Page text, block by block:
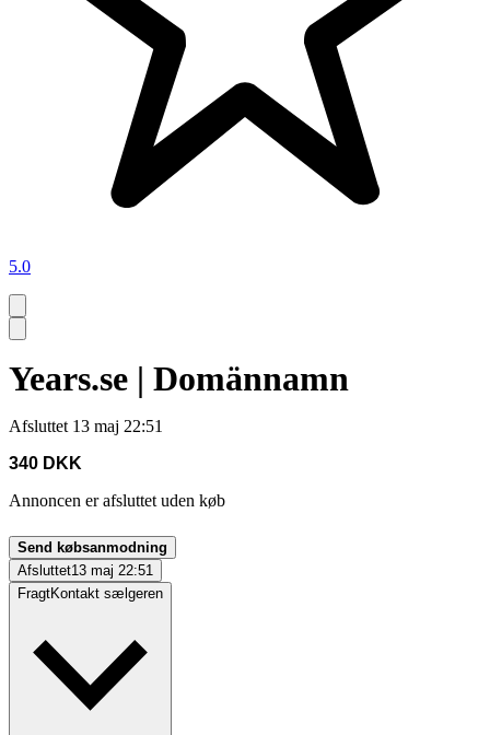
5.0
Years.se | Domännamn
Afsluttet 13 maj 22:51
340 DKK
Annoncen er afsluttet uden køb
Send købsanmodning
Afsluttet13 maj 22:51
FragtKontakt sælgeren